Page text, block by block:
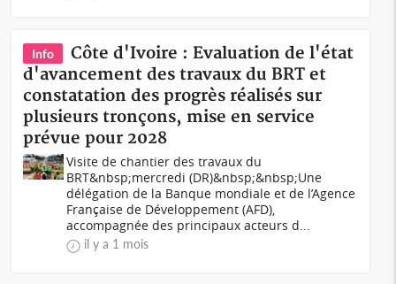
Info
Côte d'Ivoire : Evaluation de l'état
d'avancement des travaux du BRT et
constatation des progrès réalisés sur
plusieurs tronçons, mise en service
prévue pour 2028
Visite de chantier des travaux du
BRT&nbsp;mercredi (DR)&nbsp;&nbsp;Une
délégation de la Banque mondiale et de l’Agence
Française de Développement (AFD),
accompagnée des principaux acteurs d...
il y a 1 mois